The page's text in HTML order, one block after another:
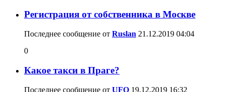
Регистрация от собственника в Москве
Последнее сообщение от Ruslan 21.12.2019 04:04
0
Какое такси в Праге?
Последнее сообщение от UFO 19.12.2019 16:32